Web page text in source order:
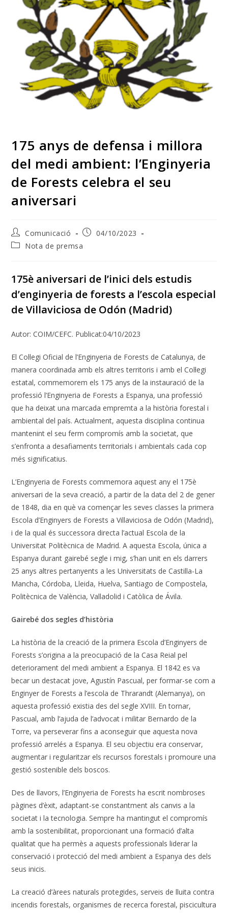
175 anys de defensa i millora
del medi ambient: l’Enginyeria
de Forests celebra el seu
aniversari
Autor
de
l'entrada:
Comunicació
Entrada04/10/2023
Categoria
Nota de premsa
175è aniversari de l’inici dels estudis
d’enginyeria de forests a l’escola especial
de Villaviciosa de Odón (Madrid)
Autor: COIM/CEFC. Publicat:04/10/2023
El Col·legi Oficial de l’Enginyeria de Forests de Catalunya, de
manera coordinada amb els altres territoris i amb el Col·legi
estatal, commemorem els 175 anys de la instauració de la
professió l’Enginyeria de Forests a Espanya, una professió
que ha deixat una marcada empremta a la història forestal i
ambiental del país. Actualment, aquesta disciplina continua
mantenint el seu ferm compromís amb la societat, que
s’enfronta a desafiaments territorials i ambientals cada cop
més significatius.
L’Enginyeria de Forests commemora aquest any el 175è
aniversari de la seva creació, a partir de la data del 2 de gener
de 1848, dia en què va començar les seves classes la primera
Escola d’Enginyers de Forests a Villaviciosa de Odón (Madrid),
i de la qual és successora directa l’actual Escola de la
Universitat Politècnica de Madrid. A aquesta Escola, única a
Espanya durant gairebé segle i mig, s’han unit en els darrers
25 anys altres pertanyents a les Universitats de Castilla-La
Mancha, Córdoba, Lleida, Huelva, Santiago de Compostela,
Politècnica de València, Valladolid i Catòlica de Ávila.
Gairebé dos segles d’història
La història de la creació de la primera Escola d’Enginyers de
Forests s’origina a la preocupació de la Casa Reial pel
deteriorament del medi ambient a Espanya. El 1842 es va
becar un destacat jove, Agustín Pascual, per formar-se com a
Enginyer de Forests a l’escola de Thrarandt (Alemanya), on
aquesta professió existia des del segle XVIII. En tornar,
Pascual, amb l’ajuda de l’advocat i militar Bernardo de la
Torre, va perseverar fins a aconseguir que aquesta nova
professió arrelés a Espanya. El seu objectiu era conservar,
augmentar i regularitzar els recursos forestals i promoure una
gestió sostenible dels boscos.
Des de llavors, l’Enginyeria de Forests ha escrit nombroses
pàgines d’èxit, adaptant-se constantment als canvis a la
societat i la tecnologia. Sempre ha mantingut el compromís
amb la sostenibilitat, proporcionant una formació d’alta
qualitat que ha permès a aquests professionals liderar la
conservació i protecció del medi ambient a Espanya des dels
seus inicis.
La creació d’àrees naturals protegides, serveis de lluita contra
incendis forestals, organismes de recerca forestal, piscicultura